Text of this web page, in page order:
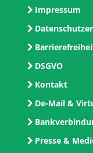
Impressum
DSGVO
Kontakt
De-Mail &
Presse &